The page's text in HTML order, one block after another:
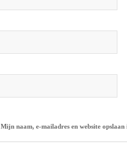
Mijn naam, e-mailadres en website